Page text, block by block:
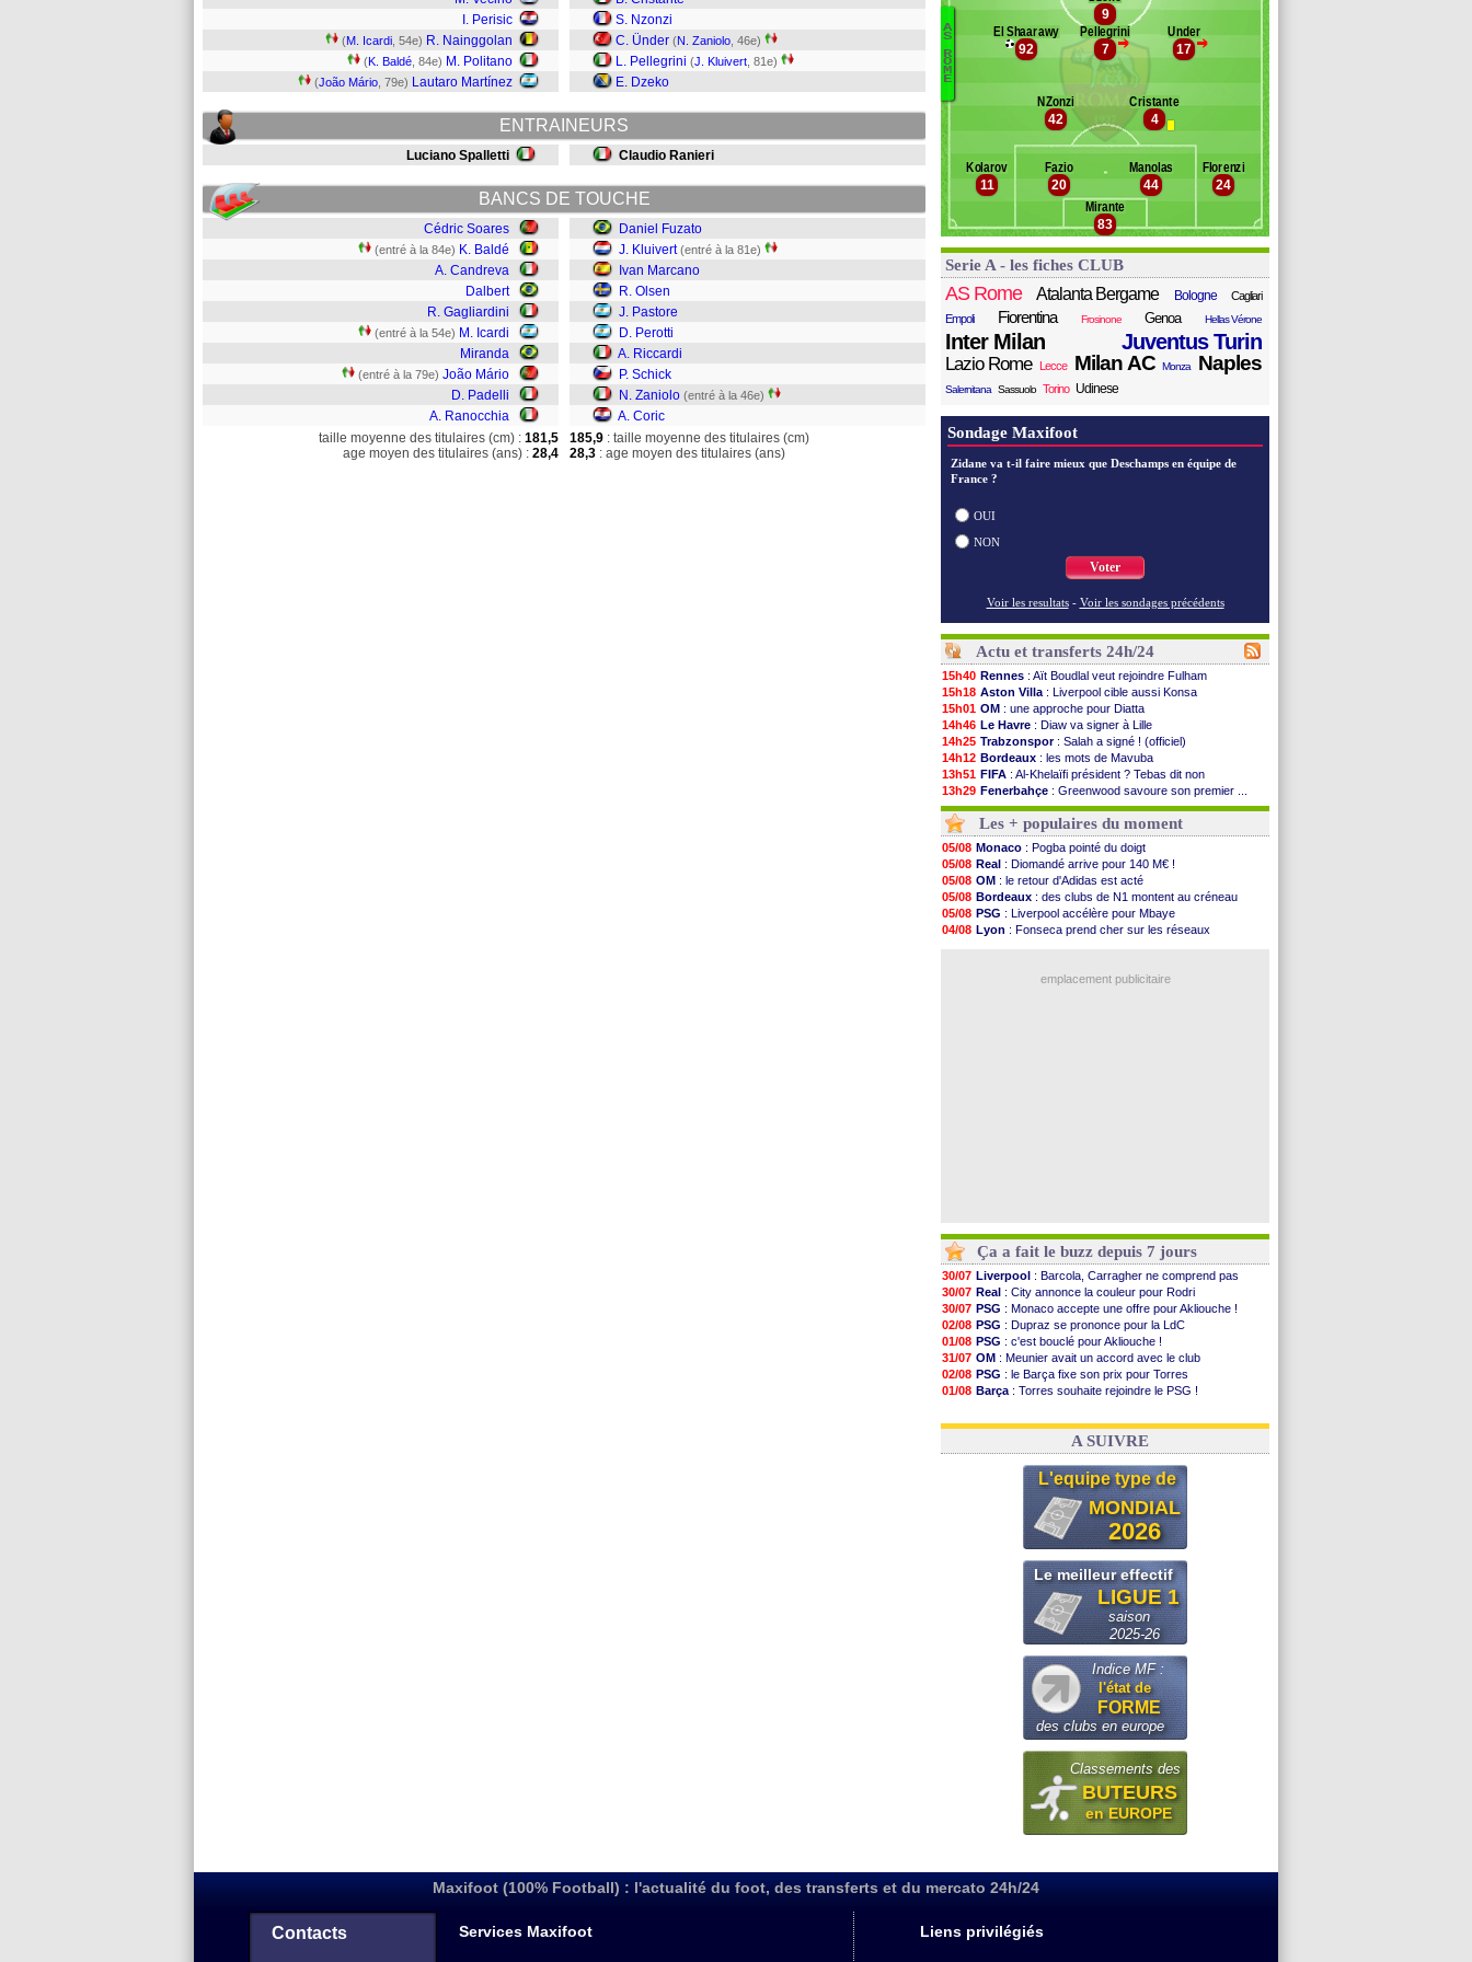
I. Perisic
(M. Icardi , 54e) R. Nainggolan
(K. Baldé , 84e) M. Politano
(João Mário , 79e) Lautaro Martínez
S. Nzonzi
C. Ünder (N. Zaniolo , 46e)
L. Pellegrini (J. Kluivert , 81e)
E. Dzeko
ENTRAINEURS
Luciano Spalletti Claudio Ranieri
BANCS DE TOUCHE
Cédric Soares
(entré à la 84e) K. Baldé
A. Candreva
Dalbert
R. Gagliardini
(entré à la 54e) M. Icardi
Miranda
(entré à la 79e) João Mário
D. Padelli
A. Ranocchia
Daniel Fuzato
J. Kluivert (entré à la 81e)
Ivan Marcano
R. Olsen
J. Pastore
D. Perotti
A. Riccardi
P. Schick
N. Zaniolo (entré à la 46e)
A. Coric
taille moyenne des titulaires (cm) : 181,5
age moyen des titulaires (ans) : 28,4
185,9 : taille moyenne des titulaires (cm)
28,3 : age moyen des titulaires (ans)
João Mário
Ranocchia
Banc des remplaçants
Daniel Fuzato
Pastore
Riccardi
Schick
Coric
A
S
R
O
M
E
83
Mirante
24
Florenzi
44
Manolas
20
Fazio
11
Kolarov
4
Cristante
42
NZonzi
>
17
Ünder
>
7
Pellegrini
92
El Shaarawy
9
Serie A - les fiches CLUB
AS Rome Atalanta Bergame Bologne
Cagliari
Empoli
Fiorentina Frosinone Genoa Hellas Vérone
Inter Milan Juventus Turin
Lazio Rome Lecce Milan AC Monza Naples
Salernitana Sassuolo Torino Udinese
Sondage Maxifoot
Zidane va t-il faire mieux que Deschamps en équipe de
France ?
OUI
NON
Voter
Voir les resultats - Voir les sondages précédents
Actu et transferts 24h/24
15h40 Rennes : Aït Boudlal veut rejoindre Fulham
15h18 Aston Villa : Liverpool cible aussi Konsa
15h01 OM : une approche pour Diatta
14h46 Le Havre : Diaw va signer à Lille
14h25 Trabzonspor : Salah a signé ! (officiel)
14h12 Bordeaux : les mots de Mavuba
13h51 FIFA : Al-Khelaïfi président ? Tebas dit non
13h29 Fenerbahçe : Greenwood savoure son premier ...
13h11 Bordeaux: Mavuba n'est plus l'entraîneur (off.)
12h46
Galatasaray: Milan rejette 35 M€ pour Leão
12h28 Southampton: D. Traoré prêté au Mans (officiel)
12h10
Real: Vinicius tout proche de prolonger !
11h58
VIDEO: un accueil impressionnant pour Salah !
11h35
Real: Diomandé attendu ce jeudi à Madrid !
11h19
Real: Rodri, la piste Barça se confirme
11h07
PSG : Akliouche arrive ce jeudi à Paris !
10h53
Médias : la Liga quitte beIN Sports !
: Ferran Torres donne son feu vert au ...
Les + populaires du moment
05/08 Monaco : Pogba pointé du doigt
05/08 Real : Diomandé arrive pour 140 M€ !
05/08 OM : le retour d'Adidas est acté
05/08 Bordeaux : des clubs de N1 montent au créneau
05/08 PSG : Liverpool accélère pour Mbaye
04/08 Lyon : Fonseca prend cher sur les réseaux
emplacement publicitaire
Ça a fait le buzz depuis 7 jours
30/07 Liverpool : Barcola, Carragher ne comprend pas
30/07 Real : City annonce la couleur pour Rodri
30/07 PSG : Monaco accepte une offre pour Akliouche !
02/08 PSG : Dupraz se prononce pour la LdC
01/08 PSG : c'est bouclé pour Akliouche !
31/07 OM : Meunier avait un accord avec le club
02/08 PSG : le Barça fixe son prix pour Torres
01/08 Barça : Torres souhaite rejoindre le PSG !
03/08 Argentine: quand Medina recadre... sa mère
A SUIVRE
L'equipe type de
MONDIAL
2026
Le meilleur effectif
LIGUE 1
saison
2025-26
Indice MF :
l'état de
FORME
des clubs en europe
Classements des
BUTEURS
en EUROPE
Maxifoot (100% Football) : l'actualité du foot, des transferts et du mercato 24h/24
Contacts Services Maxifoot Liens privilégiés